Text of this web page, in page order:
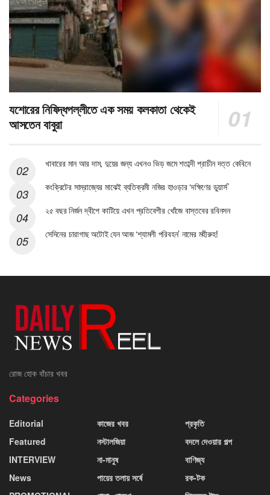
যশোরের নিষিদ্ধপল্লীতে এক সময় কলকাতা থেকেই
আসতেন বাবুরা
খাবারের মান আর দাম, দুয়ের জন্য এখনও ভিড় জমে শতাব্দী প্রাচীন দত্ত কেবিনে
কংক্রিটের সাম্রাজ্যের মাঝেই ব্যতিক্রমী নজির হাওড়ার ‘দক্ষিণের ডুয়ার্স’
২৫ বছর নির্জন দ্বীপে কাটিয়ে এখন প্রতিবেশীর খোঁজে বাস্তবের রবিনসন
সেদিনের চারাগাছ অটোই যেন আজ ‘শ্যামলী পরিবহন’ নামের মহীরুহ!
রোজ হোক বাঁচার খবর
Categories
Editorial
Featured
INTERVIEW
News
কাজের খবর
নস্টালজিয়া
না-মানুষ
পায়ের তলায় সর্ষে
প্রকৃতি
বদলে দেওয়ার গল্প
বাণিজ্য
রক-টক